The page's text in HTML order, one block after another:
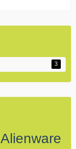
3
Alienware